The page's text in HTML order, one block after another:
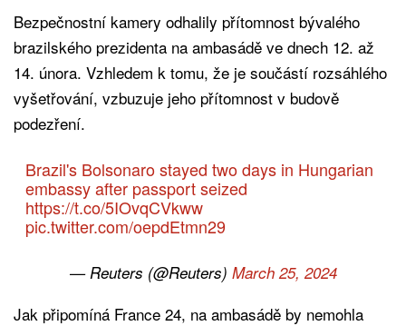
Bezpečnostní kamery odhalily přítomnost bývalého
brazilského prezidenta na ambasádě ve dnech 12. až
14. února. Vzhledem k tomu, že je součástí rozsáhlého
vyšetřování, vzbuzuje jeho přítomnost v budově
podezření.
Brazil's Bolsonaro stayed two days in Hungarian
embassy after passport seized
https://t.co/5IOvqCVkww
pic.twitter.com/oepdEtmn29
— Reuters (@Reuters) March 25, 2024
Jak připomíná France 24, na ambasádě by nemohla